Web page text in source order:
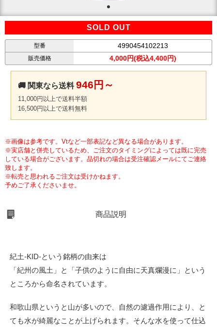
SOLD OUT
型番 4990454102213
販売価格 4,000円(税込4,400円)
🚚 関東なら送料946円～
11,000円以上で送料半額
16,500円以上で送料無料
※画像は参考です。Vtなど一部表記など異なる場合があります。
※実店舗と併売しているため、ご注文のタイミングによっては既に完売
している場合がございます。品切れの場合は受注確認メールにてご連絡
致します。
※転売と思われるご注文は受けかねます。
予めご了承くださいませ。
商品説明
紀土-KID-という銘柄の由来は
「紀州の風土」と「子供のように自由に天真爛漫に」という
ところから命名されています。
和歌山県というと山が多いので、自然の濾過作用により、と
ても水が綺麗なことが上げられます。そんな水を使って仕込